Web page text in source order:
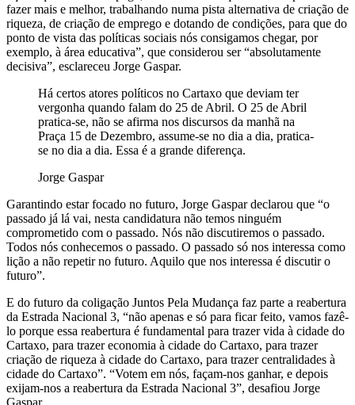
fazer mais e melhor, trabalhando numa pista alternativa de criação de
riqueza, de criação de emprego e dotando de condições, para que do
ponto de vista das políticas sociais nós consigamos chegar, por
exemplo, à área educativa”, que considerou ser “absolutamente
decisiva”, esclareceu Jorge Gaspar.
Há certos atores políticos no Cartaxo que deviam ter
vergonha quando falam do 25 de Abril. O 25 de Abril
pratica-se, não se afirma nos discursos da manhã na
Praça 15 de Dezembro, assume-se no dia a dia, pratica-
se no dia a dia. Essa é a grande diferença.
Jorge Gaspar
Garantindo estar focado no futuro, Jorge Gaspar declarou que “o
passado já lá vai, nesta candidatura não temos ninguém
comprometido com o passado. Nós não discutiremos o passado.
Todos nós conhecemos o passado. O passado só nos interessa como
lição a não repetir no futuro. Aquilo que nos interessa é discutir o
futuro”.
E do futuro da coligação Juntos Pela Mudança faz parte a reabertura
da Estrada Nacional 3, “não apenas e só para ficar feito, vamos fazê-
lo porque essa reabertura é fundamental para trazer vida à cidade do
Cartaxo, para trazer economia à cidade do Cartaxo, para trazer
criação de riqueza à cidade do Cartaxo, para trazer centralidades à
cidade do Cartaxo”. “Votem em nós, façam-nos ganhar, e depois
exijam-nos a reabertura da Estrada Nacional 3”, desafiou Jorge